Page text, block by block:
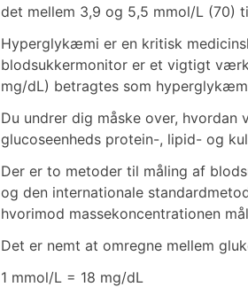
det mellem 3,9 og 5,5 mmol/L (70)
Hyperglykæmi er en kritisk
blodsukkermonitor er et vigtigt
mg/dL) betragtes som
Du undrer dig måske over,
glucoseenheds protein-, lipid- og
Der er to metoder til måling af
og den internationale
hvorimod massekoncentrationen
Det er nemt at omregne mellem
1 mmol/L = 18 mg/dL